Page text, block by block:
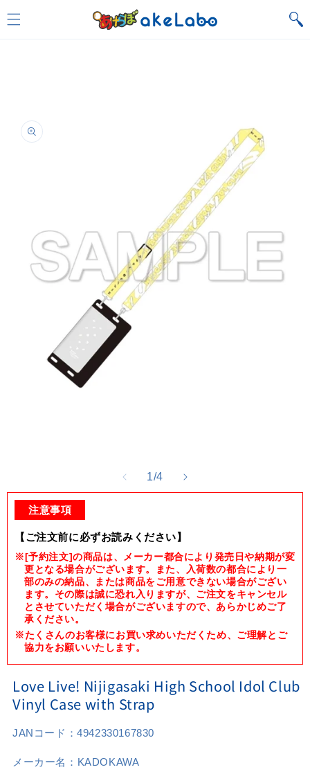
1/of
4
注意事項
【ご注文前に必ずお読みください】
※[予約注文]の商品は、メーカー都合により発売日や納期が変
更となる場合がございます。また、入荷数の都合により一
部のみの納品、または商品をご用意できない場合がござい
ます。その際は誠に恐れ入りますが、ご注文をキャンセル
とさせていただく場合がございますので、あらかじめご了
承ください。
※たくさんのお客様にお買い求めいただくため、ご理解とご
協力をお願いいたします。
Love Live! Nijigasaki High School Idol Club
Vinyl Case with Strap
JANコード：4942330167830
メーカー名： KADOKAWA